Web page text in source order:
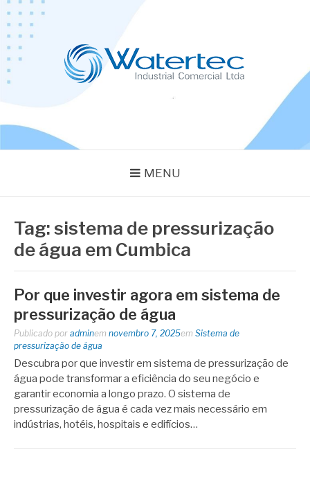
Pular
para
conteúdo
MENU
Tag:sistema de pressurização
de água em Cumbica
Por que investir agora em sistema de
pressurização de água
Publicado por adminem novembro 7, 2025em Sistema de
pressurização de água
Descubra por que investir em sistema de pressurização de
água pode transformar a eficiência do seu negócio e
garantir economia a longo prazo. O sistema de
pressurização de água é cada vez mais necessário em
indústrias, hotéis, hospitais e edifícios…